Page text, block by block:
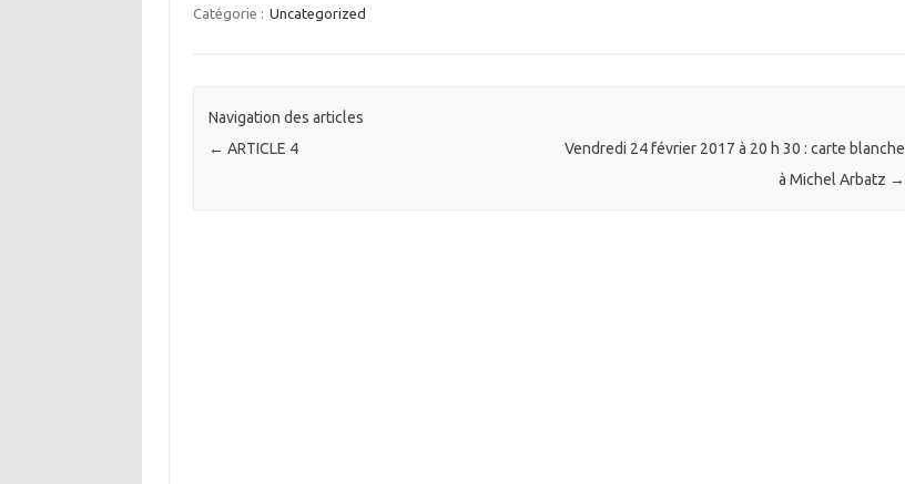
Catégorie : Uncategorized
Navigation des articles
← ARTICLE 4
Vendredi 24 février 2017 à 20 h 30 : carte blanche
à Michel Arbatz →